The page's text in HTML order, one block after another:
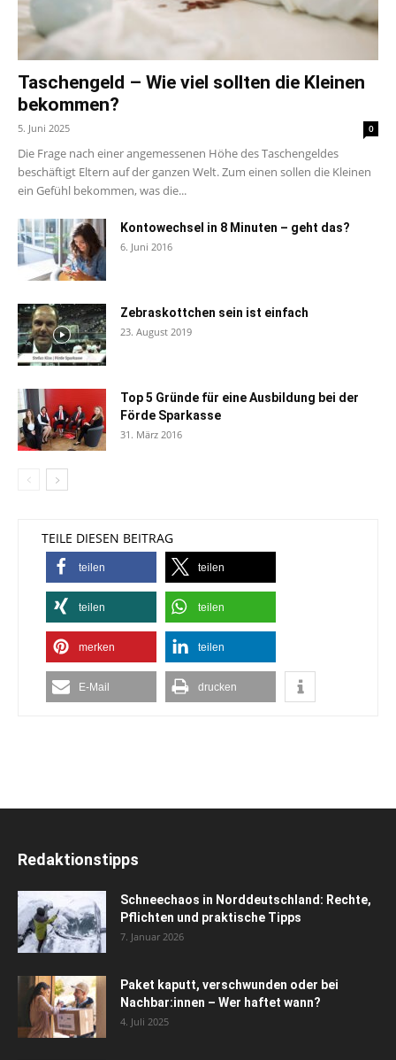
Taschengeld – Wie viel sollten die Kleinen
bekommen?
5. Juni 2025 0
Die Frage nach einer angemessenen Höhe des Taschengeldes
beschäftigt Eltern auf der ganzen Welt. Zum einen sollen die Kleinen
ein Gefühl bekommen, was die...
Kontowechsel in 8 Minuten – geht das?
6. Juni 2016
Zebraskottchen sein ist einfach
23. August 2019
Top 5 Gründe für eine Ausbildung bei der
Förde Sparkasse
31. März 2016
TEILE DIESEN BEITRAG
teilen teilen
teilen teilen
merken teilen
E-Mail drucken
Redaktionstipps
Schneechaos in Norddeutschland: Rechte,
Pflichten und praktische Tipps
7. Januar 2026
Paket kaputt, verschwunden oder bei
Nachbar:innen – Wer haftet wann?
4. Juli 2025